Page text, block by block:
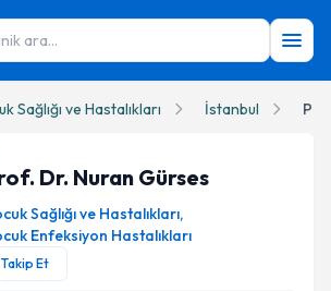
ara...
Sağlığı ve Hastalıkları İstanbul
Profil Fotoğrafı
Dr. Nuran Gürses
Sağlığı ve Hastalıkları,
Enfeksiyon Hastalıkları
Takip Et